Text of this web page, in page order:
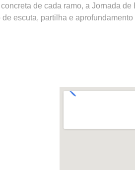
de cada ramo, a Jornada
escuta, partilha e